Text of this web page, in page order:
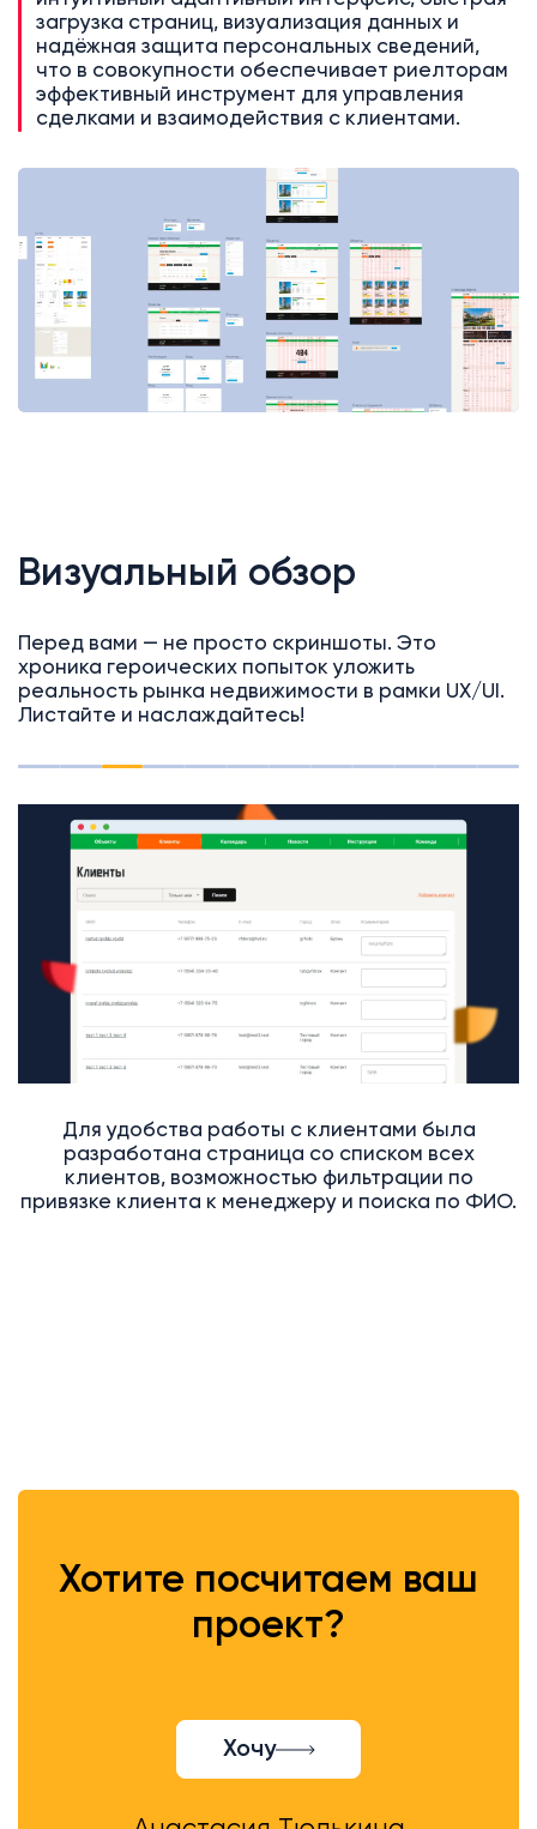
загрузка страниц, визуализация данных и
надёжная защита персональных сведений,
что в совокупности обеспечивает риелторам
эффективный инструмент для управления
сделками и взаимодействия с клиентами.
Визуальный обзор
Перед вами — не просто скриншоты. Это
хроника героических попыток уложить
реальность рынка недвижимости в рамки UX/UI.
Листайте и наслаждайтесь!
Для удобства работы с клиентами была
разработана страница со списком всех
клиентов, возможностью фильтрации по
привязке клиента к менеджеру и поиска по ФИО.
Хотите посчитаем ваш
проект?
Хочу